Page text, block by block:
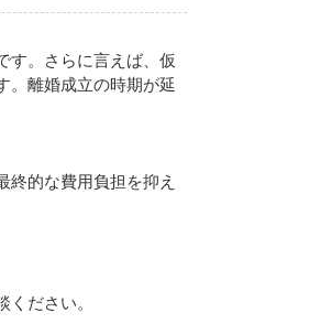
す。さらに言えば、仮
。離婚成立の時期が延
終的な費用負担を抑え
ださい。